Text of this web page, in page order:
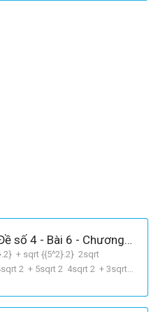
5 text{ nếu }x <
Đề kiểm tra 15 phút - Đề số 4 - Bài 6 - Chương 1 - Đại số 9
+ sqrt {{5^2}.2} 2sqrt
2 + 5sqrt 2 4sqrt 2 + 3sqrt
= 4sqrt 7 + 9sqrt 7 20sqrt 7 =